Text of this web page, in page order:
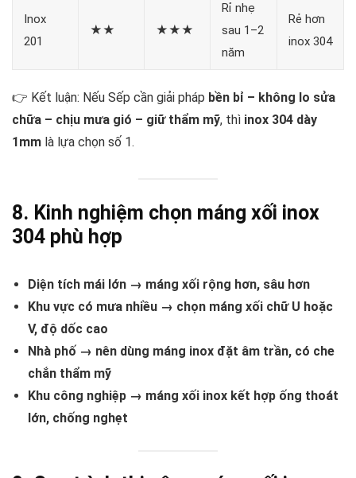
Inox
201
★★ ★★★
Rỉ nhẹ
sau 1–2
năm
Rẻ hơn
inox 304
👉 Kết luận: Nếu Sếp cần giải pháp bền bỉ – không lo sửa
chữa – chịu mưa gió – giữ thẩm mỹ, thì inox 304 dày
1mm là lựa chọn số 1.
8. Kinh nghiệm chọn máng xối inox
304 phù hợp
Diện tích mái lớn → máng xối rộng hơn, sâu hơn
Khu vực có mưa nhiều → chọn máng xối chữ U hoặc
V, độ dốc cao
Nhà phố → nên dùng máng inox đặt âm trần, có che
chắn thẩm mỹ
Khu công nghiệp → máng xối inox kết hợp ống thoát
lớn, chống nghẹt